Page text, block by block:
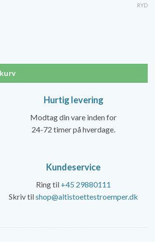
RYD
Hurtig levering
Modtag din vare inden for
24-72 timer på hverdage.
Kundeservice
Ring til +45 29880111
Skriv tilshop@altistoettestroemper.dk